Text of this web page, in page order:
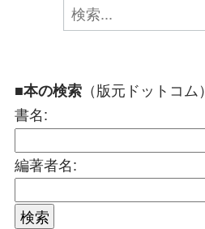
■本の検索 （版元ドットコム）
書名:
編著者名: